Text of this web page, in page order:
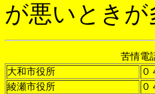
が悪いとき
苦情電
大和市役所
０
綾瀬市役所
０